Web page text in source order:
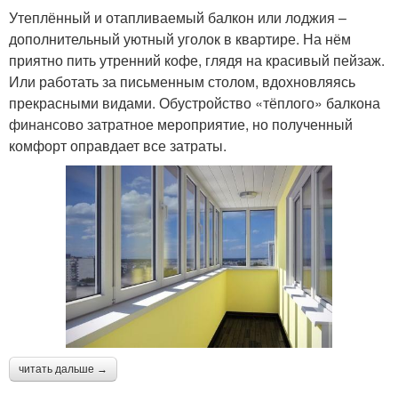
Утеплённый и отапливаемый балкон или лоджия –
дополнительный уютный уголок в квартире. На нём
приятно пить утренний кофе, глядя на красивый пейзаж.
Или работать за письменным столом, вдохновляясь
прекрасными видами. Обустройство «тёплого» балкона
финансово затратное мероприятие, но полученный
комфорт оправдает все затраты.
читать дальше →